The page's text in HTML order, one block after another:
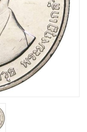
года)
СССР и России